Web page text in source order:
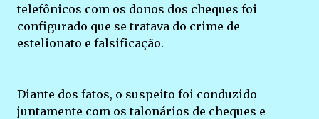
telefônicos com os donos dos cheques foi
configurado que se tratava do crime de
estelionato e falsificação.
Diante dos fatos, o suspeito foi conduzido
juntamente com os talonários de cheques e